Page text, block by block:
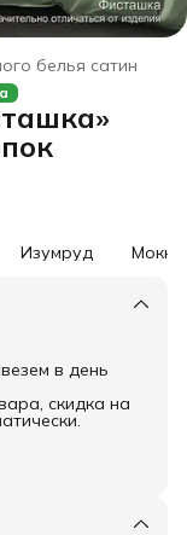
белья сатин
Изумруд Мокко
в день
скидка на